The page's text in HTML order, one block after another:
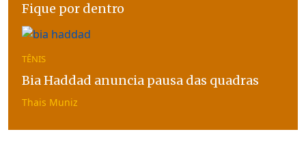
Fique por dentro
TÊNIS
Bia Haddad anuncia pausa das quadras
Thais Muniz